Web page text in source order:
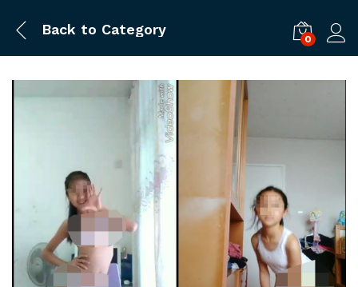
Back to Category
0